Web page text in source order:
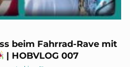
beim Fahrrad-Rave mit
| HOBVLOG 007